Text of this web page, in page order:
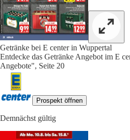
Getränke bei E center in Wuppertal
Entdecke das Getränke Angebot im E
Angebote", Seite 20
Prospekt öffnen
Demnächst gültig